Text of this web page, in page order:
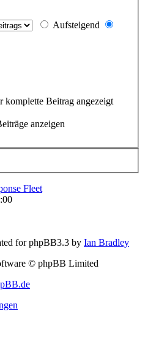
Aufsteigend
komplette Beitrag angezeigt
anzeigen
Fleet
for phpBB3.3 by Ian Bradley
© phpBB Limited